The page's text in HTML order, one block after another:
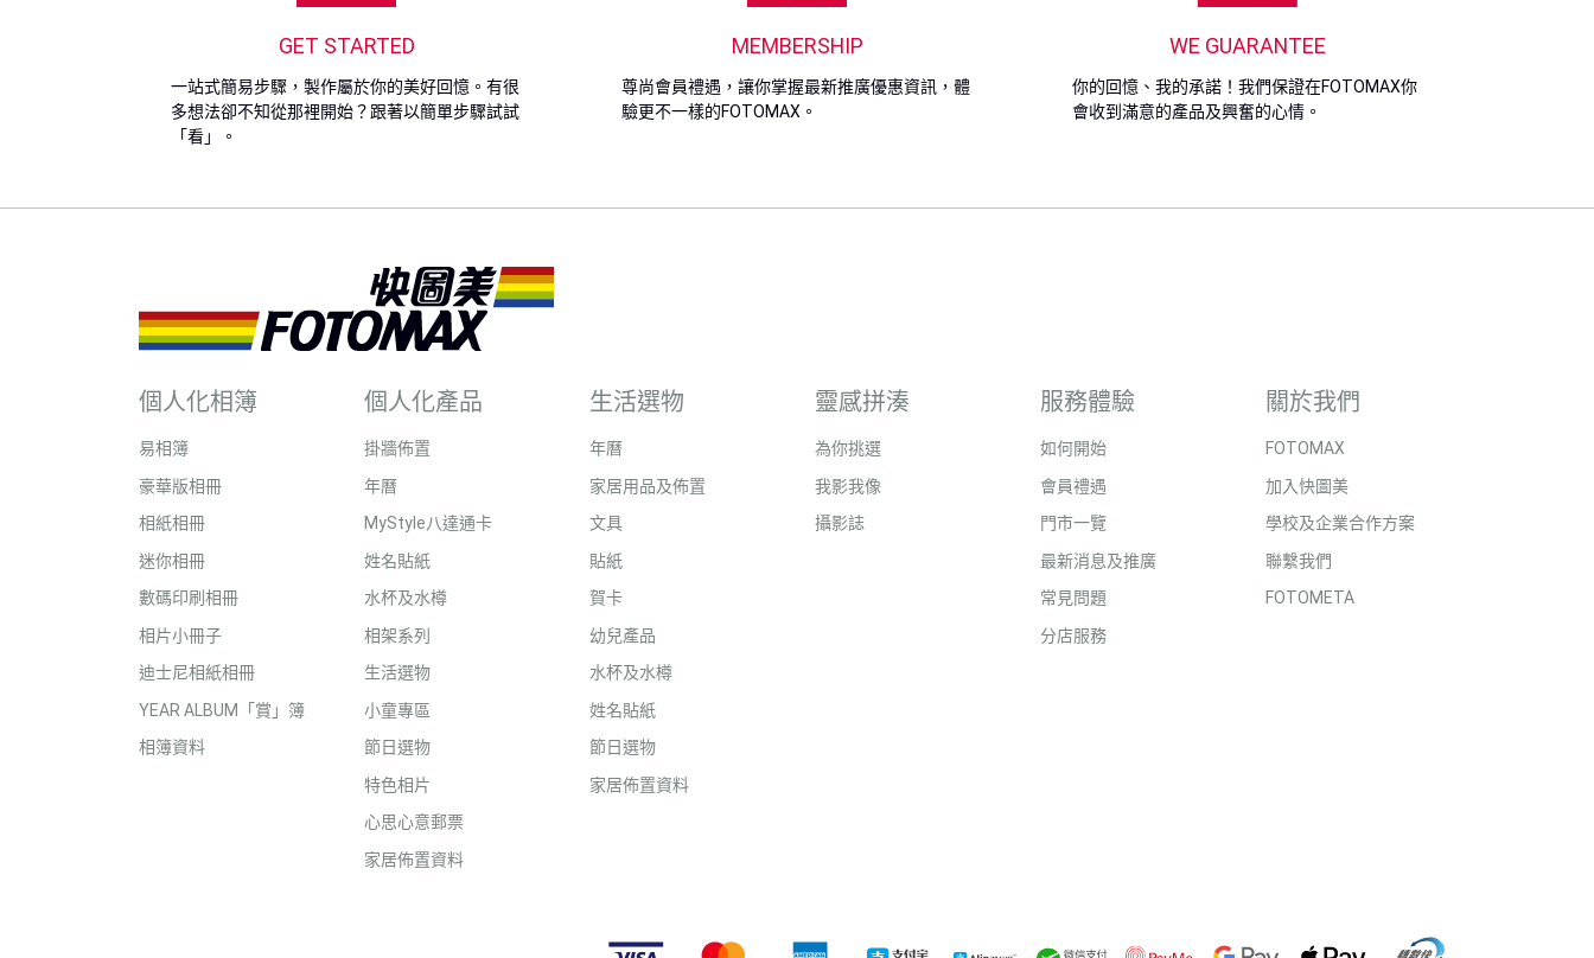
GET STARTED
一站式簡易步驟，製作屬於你的美好回憶。有很
多想法卻不知從那裡開始？跟著以簡單步驟試試
「看」。
MEMBERSHIP
尊尚會員禮遇，讓你掌握最新推廣優惠資訊，體
驗更不一樣的FOTOMAX。
WE GUARANTEE
你的回憶、我的承諾！我們保證在FOTOMAX你
會收到滿意的產品及興奮的心情。
個人化相簿
易相簿
豪華版相冊
相紙相冊
迷你相冊
數碼印刷相冊
相片小冊子
迪士尼相紙相冊
YEAR ALBUM「賞」簿
相簿資料
個人化產品
掛牆佈置
年曆
MyStyle八達通卡
姓名貼紙
水杯及水樽
相架系列
生活選物
小童專區
節日選物
特色相片
心思心意郵票
家居佈置資料
生活選物
年曆
家居用品及佈置
文具
貼紙
賀卡
幼兒產品
水杯及水樽
姓名貼紙
節日選物
家居佈置資料
靈感拼湊
為你挑選
我影我像
攝影誌
服務體驗
如何開始
會員禮遇
門市一覽
最新消息及推廣
常見問題
分店服務
關於我們
FOTOMAX
加入快圖美
學校及企業合作方案
聯繫我們
FOTOMETA